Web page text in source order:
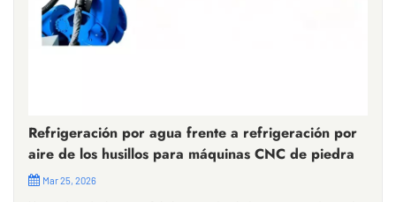
Refrigeración por agua frente a refrigeración por
aire de los husillos para máquinas CNC de piedra
Mar 25, 2026